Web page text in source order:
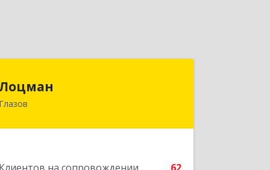
Глазов427620, Удмуртская Респ, Глазов г,